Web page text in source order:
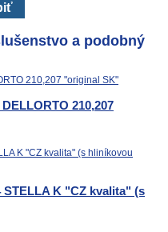
a podobný
210,207
STELLA K "CZ kvalita" (s